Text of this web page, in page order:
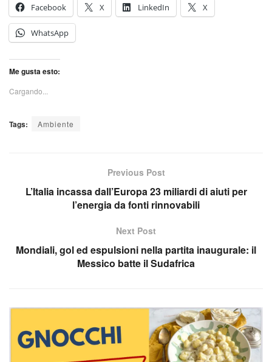
Facebook
X LinkedIn X
WhatsApp
Me gusta esto:
Cargando...
Tags: Ambiente
Previous Post
L’Italia incassa dall’Europa 23 miliardi di aiuti per
l’energia da fonti rinnovabili
Next Post
Mondiali, gol ed espulsioni nella partita inaugurale: il
Messico batte il Sudafrica